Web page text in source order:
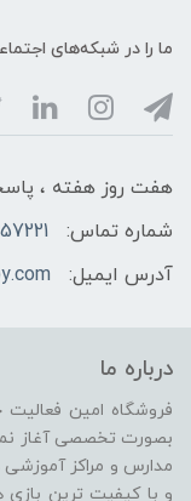
ما را در شبکه‌های
هفت روز هفته ،
شماره تماس:
آدرس ایمیل:
درباره ما
بصورت تخصصی آغاز
مدارس و مراکز
و با کیفیت ترین